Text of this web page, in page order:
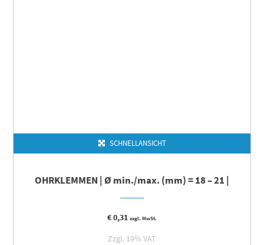
SCHNELLANSICHT
OHRKLEMMEN | Ø min./max. (mm) = 18 – 21 |
€0,31 zzgl. MwSt.
Zzgl. 19% VAT